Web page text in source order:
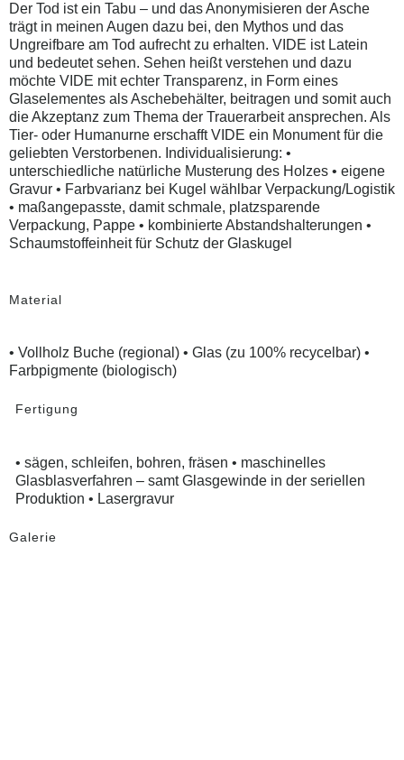
Der Tod ist ein Tabu – und das Anonymisieren der Asche
trägt in meinen Augen dazu bei, den Mythos und das
Ungreifbare am Tod aufrecht zu erhalten. VIDE ist Latein
und bedeutet sehen. Sehen heißt verstehen und dazu
möchte VIDE mit echter Transparenz, in Form eines
Glaselementes als Aschebehälter, beitragen und somit auch
die Akzeptanz zum Thema der Trauerarbeit ansprechen. Als
Tier- oder Humanurne erschafft VIDE ein Monument für die
geliebten Verstorbenen. Individualisierung: •
unterschiedliche natürliche Musterung des Holzes • eigene
Gravur • Farbvarianz bei Kugel wählbar Verpackung/Logistik
• maßangepasste, damit schmale, platzsparende
Verpackung, Pappe • kombinierte Abstandshalterungen •
Schaumstoffeinheit für Schutz der Glaskugel
Material
• Vollholz Buche (regional) • Glas (zu 100% recycelbar) •
Farbpigmente (biologisch)
Fertigung
• sägen, schleifen, bohren, fräsen • maschinelles
Glasblasverfahren – samt Glasgewinde in der seriellen
Produktion • Lasergravur
Galerie